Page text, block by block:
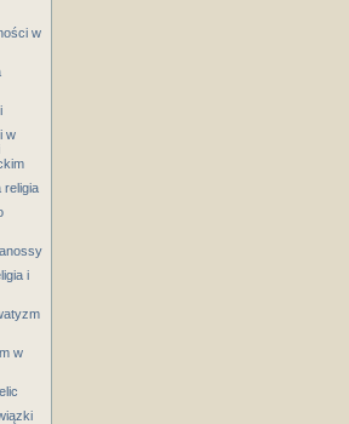
w
w
religia
i
w